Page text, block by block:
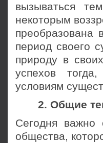
вызываться
некоторым
период своего
природу в
успехов
условиям
2. Общие
Сегодня важно
общества,